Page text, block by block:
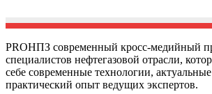
PROНПЗ современный кросс-медийный
специалистов нефтегазовой отрасли,
себе современные технологии,
практический опыт ведущих экспертов.